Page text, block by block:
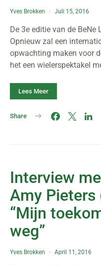
Yves Brokken Juli 15, 2016
De 3e editie van de
Opnieuw zal een
opwachting maken voor
het een wielerspektakel
Lees Meer
Share
Interview
Amy Pieters
“Mijn
weg”
Yves Brokken April 11, 2016